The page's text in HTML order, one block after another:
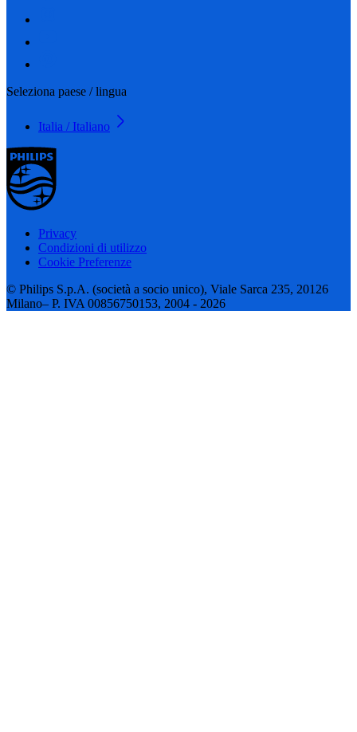
Seleziona paese / lingua
Italia / Italiano
Privacy
Condizioni di utilizzo
Cookie Preferenze
© Philips S.p.A. (società a socio unico), Viale Sarca 235, 20126
Milano– P. IVA 00856750153, 2004 - 2026